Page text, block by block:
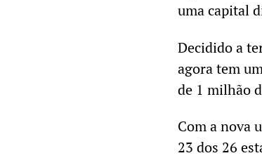
uma capital
Decidido a
agora tem
de 1 milhão
Com a nova
23 dos 26